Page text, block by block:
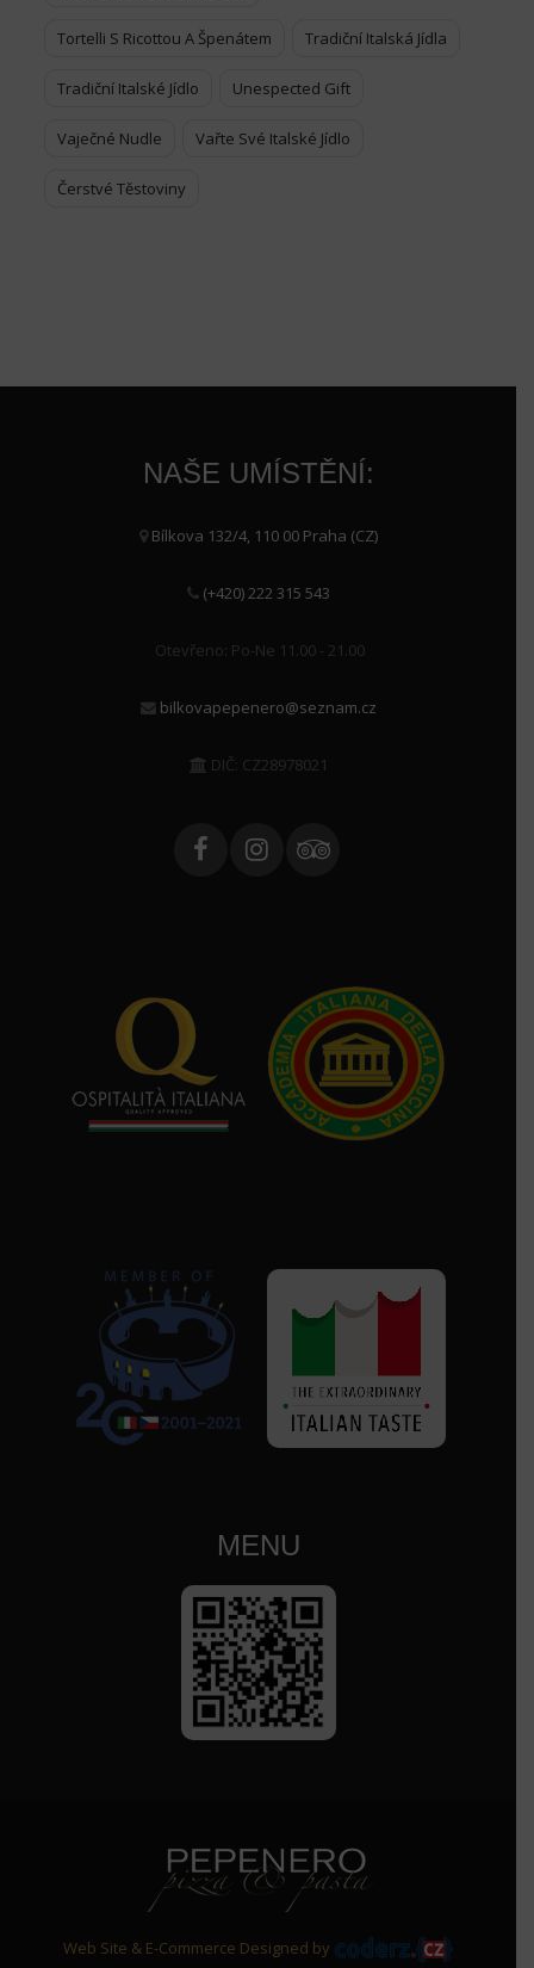
Tortelli S Ricottou A Špenátem Tradiční Italská Jídla
Tradiční Italské Jídlo Unespected Gift
Vaječné Nudle Vařte Své Italské Jídlo
Čerstvé Těstoviny
NAŠE UMÍSTĚNÍ:
Bílkova 132/4, 110 00 Praha (CZ)
(+420) 222 315 543
Otevřeno: Po-Ne 11.00 - 21.00
bilkovapepenero@seznam.cz
DIČ: CZ28978021
MENU
Web Site & E-Commerce Designed by